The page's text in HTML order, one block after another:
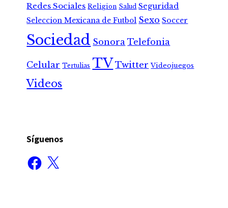
Redes Sociales Religion Salud Seguridad
Seleccion Mexicana de Futbol Sexo Soccer
Sociedad Sonora Telefonia
Celular Tertulias TV Twitter Videojuegos
Videos
Síguenos
Facebook
X